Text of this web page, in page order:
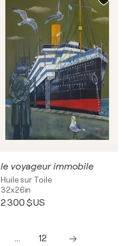
le voyageur immobile
Huile sur Toile
32x26in
2 300 $US
…
12